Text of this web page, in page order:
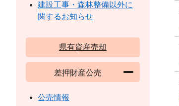
建設工事・森林整備以外に
関するお知らせ
県有資産売却
差押財産公売
公売情報